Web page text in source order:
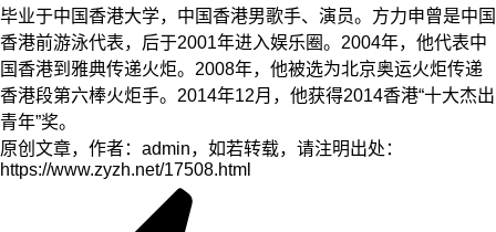
毕业于中国香港大学，中国香港男歌手、演员。方力申曾是中国
香港前游泳代表，后于2001年进入娱乐圈。2004年，他代表中
国香港到雅典传递火炬。2008年，他被选为北京奥运火炬传递
香港段第六棒火炬手。2014年12月，他获得2014香港“十大杰出
青年”奖。
原创文章，作者：admin，如若转载，请注明出处：
https://www.zyzh.net/17508.html